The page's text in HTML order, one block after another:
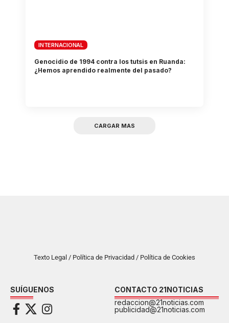
INTERNACIONAL
Genocidio de 1994 contra los tutsis en Ruanda:
¿Hemos aprendido realmente del pasado?
CARGAR MAS
Texto Legal / Política de Privacidad / Política de Cookies
SUÍGUENOS
CONTACTO 21NOTICIAS
redaccion@21noticias.com
publicidad@21noticias.com